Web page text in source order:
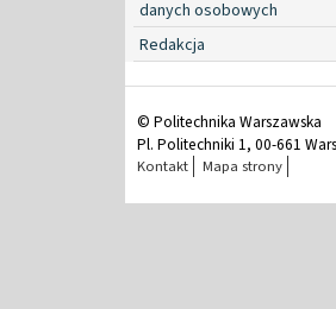
danych osobowych
Redakcja
© Politechnika Warszawska
Pl. Politechniki 1, 00-661
Kontakt Mapa strony